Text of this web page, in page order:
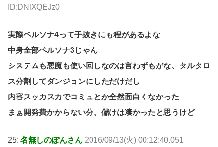
ID:DNlXQEJz0
実際ペルソナ4って手抜きにも程があるよな
中身全部ペルソナ3じゃん
システムも悪魔も使い回しなのは言わずもがな、タルタロ
ス分割してダンジョンにしただけだし
内容スッカスカでコミュとか全然面白くなかった
まぁ開発費かからない分、儲けは凄かったと思うけど
25: 名無しのぽんさん 2016/09/13(火) 00:12:40.051